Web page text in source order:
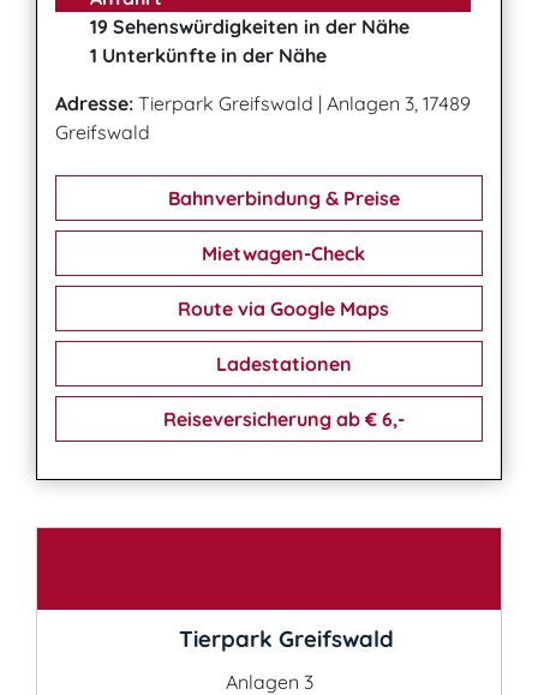
19 Sehenswürdigkeiten in der Nähe
1 Unterkünfte in der Nähe
Adresse: Tierpark Greifswald | Anlagen 3, 17489
Greifswald
Bahnverbindung & Preise
Mietwagen-Check
Route via Google Maps
Ladestationen
Reiseversicherung ab € 6,-
Tierpark Greifswald
Anlagen 3